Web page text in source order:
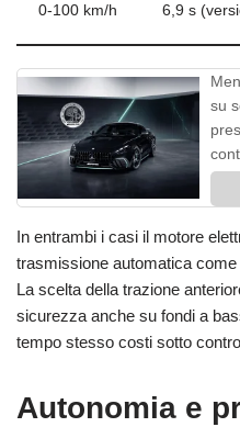
0‑100 km/h 6,9 s
su
In entrambi i casi il motore
trasmissione automatica
La scelta della trazione
sicurezza anche su fondi a
tempo stesso costi sotto
Autonomia e